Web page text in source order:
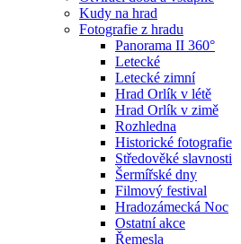
Kudy na hrad
Fotografie z hradu
Panorama II 360°
Letecké
Letecké zimní
Hrad Orlík v létě
Hrad Orlík v zimě
Rozhledna
Historické fotografie
Středověké slavnosti
Šermířské dny
Filmový festival
Hradozámecká Noc
Ostatní akce
Řemesla